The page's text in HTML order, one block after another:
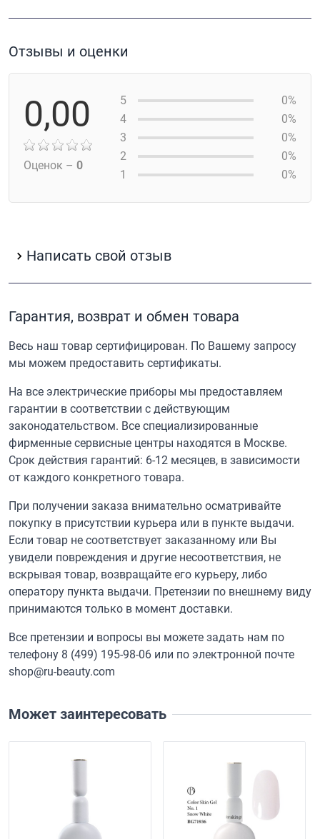
Отзывы и оценки
0,00
Оценок – 0
5
0%
4
0%
3
0%
2
0%
1
0%
Написать свой отзыв
Гарантия, возврат и обмен товара
Весь наш товар сертифицирован. По Вашему запросу
мы можем предоставить сертификаты.
На все электрические приборы мы предоставляем
гарантии в соответствии с действующим
законодательством. Все специализированные
фирменные сервисные центры находятся в Москве.
Срок действия гарантий: 6-12 месяцев, в зависимости
от каждого конкретного товара.
При получении заказа внимательно осматривайте
покупку в присутствии курьера или в пункте выдачи.
Если товар не соответствует заказанному или Вы
увидели повреждения и другие несоответствия, не
вскрывая товар, возвращайте его курьеру, либо
оператору пункта выдачи. Претензии по внешнему виду
принимаются только в момент доставки.
Все претензии и вопросы вы можете задать нам по
телефону 8 (499) 195-98-06 или по электронной почте
shop@ru-beauty.com
Может заинтересовать